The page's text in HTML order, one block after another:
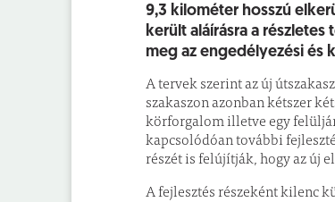
9,3 kilométer hosszú
került aláírásra a
meg az engedélyezési és
A tervek szerint az új
szakaszon azonban kétszer
körforgalom illetve egy
kapcsolódóan további
részét is felújítják, hogy az új
A fejlesztés részeként kilenc